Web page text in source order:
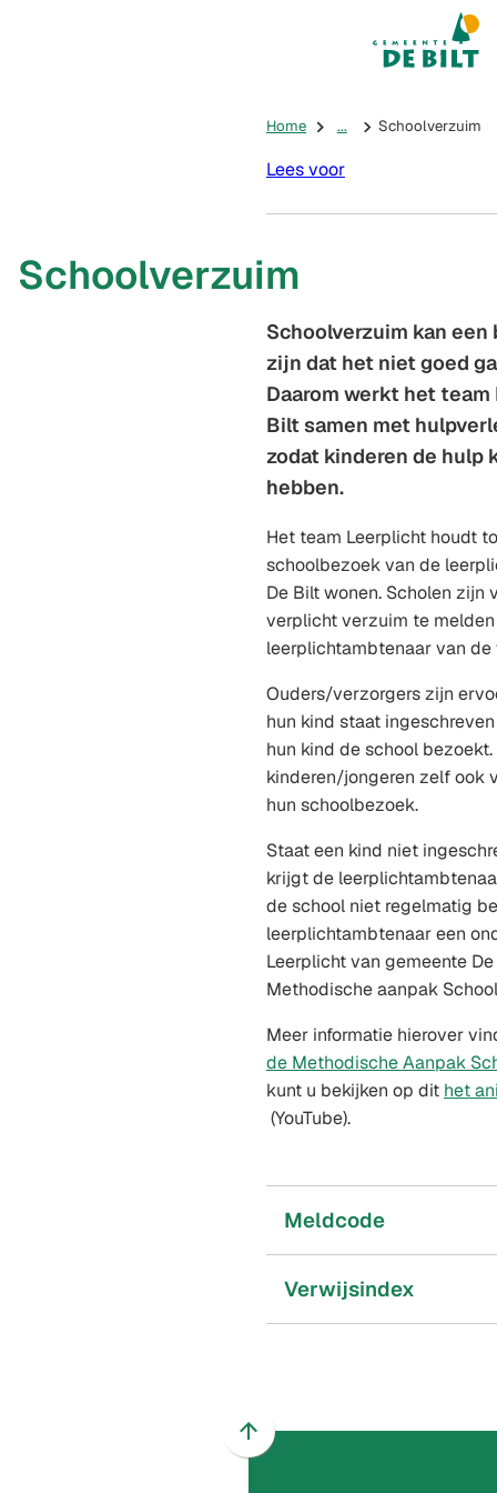
Mijn De Bilt
(Verwijst
Home ... Schoolverzuim
Lees voor
Schoolverzuim
Schoolverzuim kan
zijn dat het niet goed
Daarom werkt het
Bilt samen met
zodat kinderen de hulp
hebben.
Het team Leerplicht houdt
schoolbezoek van de
De Bilt wonen. Scholen
verplicht verzuim te
leerplichtambtenaar van
Ouders/verzorgers zijn
hun kind staat
hun kind de school
kinderen/jongeren zelf ook
hun schoolbezoek.
Staat een kind niet
krijgt de
de school niet regelmatig
leerplichtambtenaar een
Leerplicht van gemeente
Methodische aanpak
Meer informatie hierover
de Methodische Aanpak
kunt u bekijken op dit het
(YouTube).
Meldcode
Verwijsindex
Scroll